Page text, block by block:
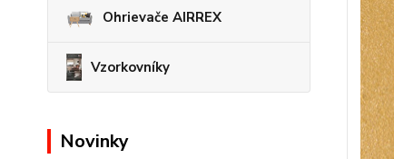
Ohrievače AIRREX
Vzorkovníky
Novinky